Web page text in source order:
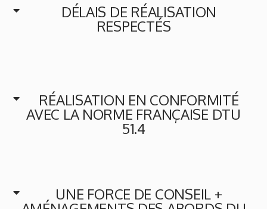
DÉLAIS DE RÉALISATION
RESPECTÉS
RÉALISATION EN CONFORMITÉ
AVEC LA NORME FRANÇAISE DTU
51.4
UNE FORCE DE CONSEIL +